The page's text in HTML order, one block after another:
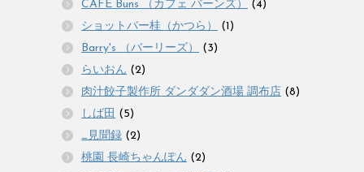
CAFE Buns （カフェ バーンズ）
(4)
ショットバー桂（かつら）
(1)
Barry's （バーリーズ）
(3)
らいおん (2)
肉汁餃子製作所 ダンダダン酒場 調布店 (8)
しば田 (5)
_見聞録 (2)
桃園 長崎ちゃんぽん (2)